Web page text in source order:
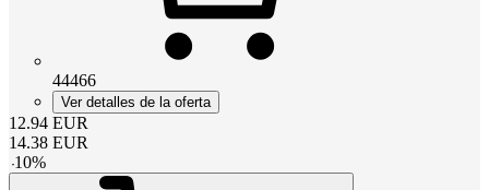
44466
Ver detalles de la oferta
12.94 EUR
14.38 EUR
-10%